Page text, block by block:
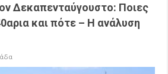
Δεκαπενταύγουστο: Ποιες
και πότε – Η ανάλυση